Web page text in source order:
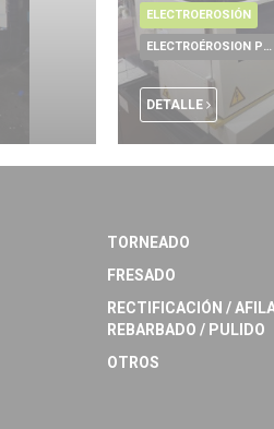
ELECTROEROSIÓN
ELECTROÉROSION POR HILO
DETALLE
TORNEADO
FRESADO
RECTIFICACIÓN /
REBARBADO / PULIDO
OTROS